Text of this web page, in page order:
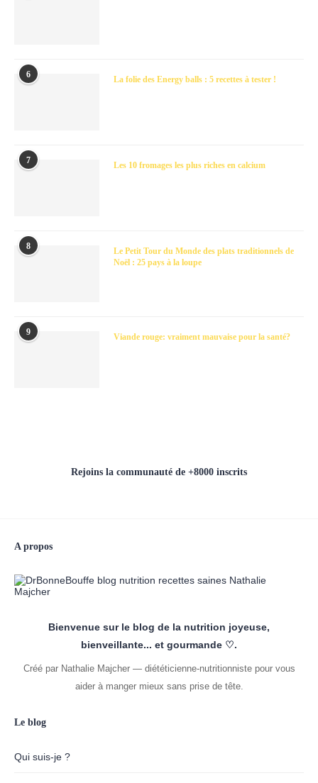
6 La folie des Energy balls : 5 recettes à tester !
7 Les 10 fromages les plus riches en calcium
8
Le Petit Tour du Monde des plats traditionnels de
Noël : 25 pays à la loupe
9 Viande rouge: vraiment mauvaise pour la santé?
Rejoins la communauté de +8000 inscrits
A propos
Bienvenue sur le blog de la nutrition joyeuse,
bienveillante... et gourmande ♡.
Créé par Nathalie Majcher — diététicienne-nutritionniste pour vous
aider à manger mieux sans prise de tête.
Le blog
Qui suis-je ?